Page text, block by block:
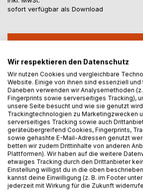
sofort verfügbar als Download
IN DEN WARENKORB
Auf die Merkliste
Titel bewerten
BESCHREIBUNG
Nachdem der Psychologiestudent
Wir respektieren den Datenschutz
Wir nutzen Cookies und vergleichbare
Website. Einige von ihnen sind essenziell
Daneben verwenden wir Analysemethoden
Fingerprints sowie serverseitiges Tracking),
unsere Seite besucht und wie sie genutzt
Trackingtechnologien zu Marketingzwecken
serverseitiges Tracking sowie auch
geräteübergreifend Cookies, Fingerprints,
sowie gehashte E-Mail-Adressen genutzt
betten wir zudem Drittinhalte von anderen
Plattformen). Wir haben auf die weitere
etwaiges Tracking durch den Drittanbieter
Einstellung willigst du in die oben
kannst deine Einwilligung (z. B. im Footer
jederzeit mit Wirkung für die Zukunft